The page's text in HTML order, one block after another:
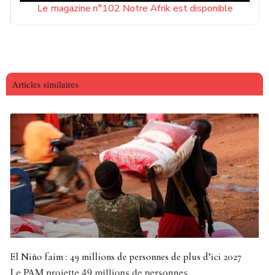
Le magazine n°102 Notre Afrik est disponible
Articles similaires
El Niño faim : 49 millions de personnes de plus d’ici 2027